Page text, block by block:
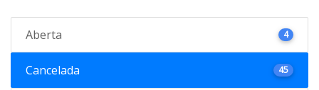
Aberta 4
Cancelada 45